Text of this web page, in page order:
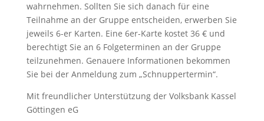
wahrnehmen. Sollten Sie sich danach für eine
Teilnahme an der Gruppe entscheiden, erwerben Sie
jeweils 6-er Karten. Eine 6er-Karte kostet 36 € und
berechtigt Sie an 6 Folgeterminen an der Gruppe
teilzunehmen. Genauere Informationen bekommen
Sie bei der Anmeldung zum „Schnuppertermin“.
Mit freundlicher Unterstützung der Volksbank Kassel
Göttingen eG